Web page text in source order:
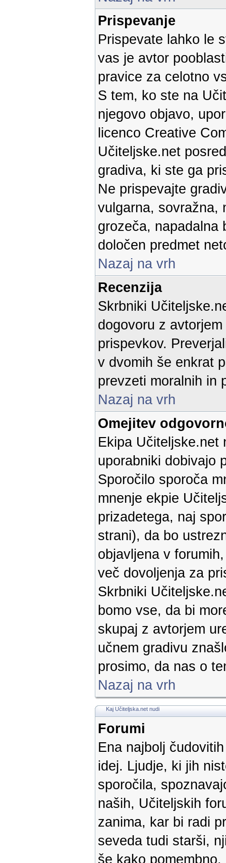
Prispevanje
Prispevate lahko le
vas je avtor
pravice za celotno
S tem, ko ste na
njegovo objavo,
licenco Creative
Učiteljske.net
gradiva, ki ste ga
Ne prispevajte
vulgarna, sovražna,
grozeča, napadalna
določen predmet
Nazaj na vrh
Recenzija
Skrbniki
dogovoru z
prispevkov.
v dvomih še enkrat
prevzeti moralnih in
Nazaj na vrh
Omejitev
Ekipa Učiteljske.net
uporabniki dobivajo
Sporočilo sporoča
mnenje ekpie
prizadetega, naj
strani), da bo
objavljena v
več dovoljenja za
Skrbniki
bomo vse, da bi
skupaj z avtorjem
učnem gradivu
prosimo, da nas o
Nazaj na vrh
Kaj Učiteljska.net nudi
Forumi
Ena najbolj
idej. Ljudje, ki jih
sporočila,
naših, Učiteljskih
zanima, kar bi radi
seveda tudi starši,
še kako